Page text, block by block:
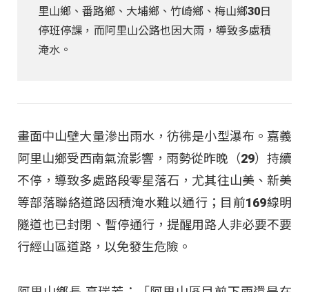
里山鄉、番路鄉、大埔鄉、竹崎鄉、梅山鄉30日
停班停課，而阿里山公路也因大雨，導致多處積
淹水。
畫面中山壁大量滲出雨水，彷彿是小型瀑布。嘉義
阿里山鄉受西南氣流影響，雨勢從昨晚（29）持續
不停，導致多處路段零星落石，尤其往山美、新美
等部落聯絡道路因積淹水難以通行；目前169線明
隧道也已封閉、暫停通行，提醒用路人非必要不要
行經山區道路，以免發生危險。